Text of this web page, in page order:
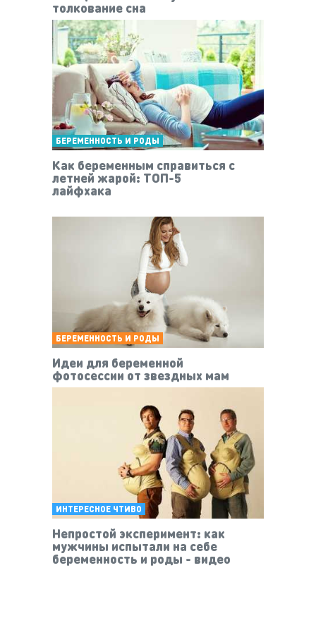
толкование сна
БЕРЕМЕННОСТЬ И РОДЫ
Как беременным справиться с
летней жарой: ТОП-5
лайфхака
БЕРЕМЕННОСТЬ И РОДЫ
Идеи для беременной
фотосессии от звездных мам
ИНТЕРЕСНОЕ ЧТИВО
Непростой эксперимент: как
мужчины испытали на себе
беременность и роды - видео